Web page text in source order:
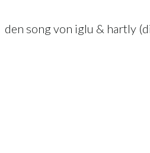
den song von iglu & hartly